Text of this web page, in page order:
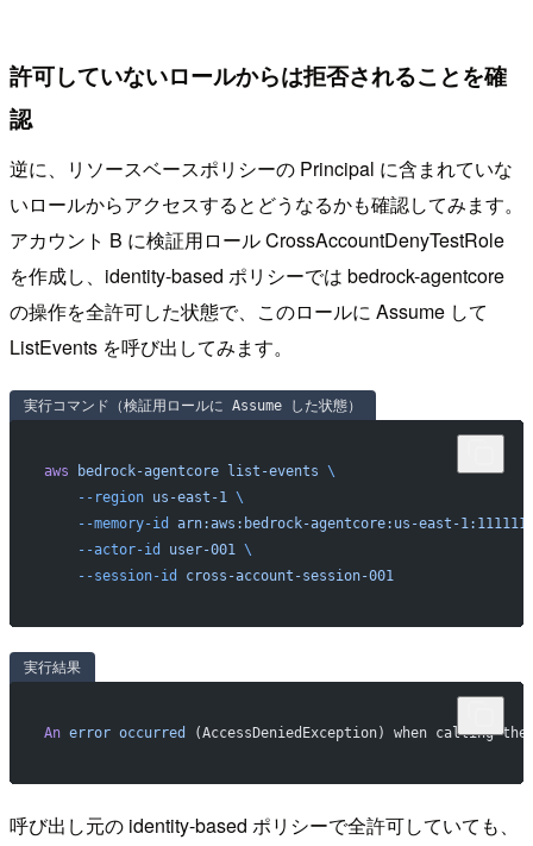
許可していないロールからは拒否されることを確
認
逆に、リソースベースポリシーの Principal に含まれていな
いロールからアクセスするとどうなるかも確認してみます。
アカウント B に検証用ロール CrossAccountDenyTestRole
を作成し、identity-based ポリシーでは bedrock-agentcore
の操作を全許可した状態で、このロールに Assume して
ListEvents を呼び出してみます。
実行コマンド（検証用ロールに Assume した状態）
aws bedrock-agentcore list-events \
    --region
us-east-1
\
    --memory-id
arn:aws:bedrock-agentcore:us-east-
    --actor-id
user-001
\
    --session-id
cross-account-session-001
実行結果
An error occurred (AccessDeniedException) when calling
呼び出し元の identity-based ポリシーで全許可していても、